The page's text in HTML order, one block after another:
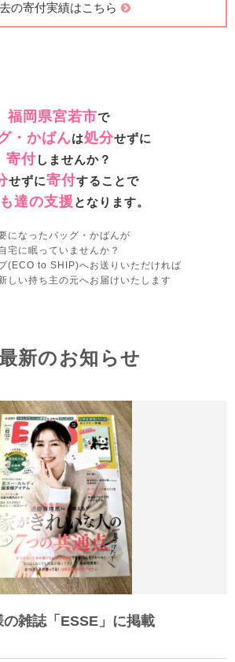
の寄付実績はこちら
福岡県宮若市で
・かばんは処分せずに
寄付しませんか？
せずに寄付することで
達の支援 となります。
になったバッグ・かばんが
宅に眠っていませんか？
(ECO to SHIP)へお送りいただければ
しい持ち主の元へお届けいたします
新のお知らせ
雑誌「ESSE」に掲載